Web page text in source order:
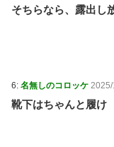
そちらなら、露出し
6: 名無しのコロッケ
靴下はちゃんと履け